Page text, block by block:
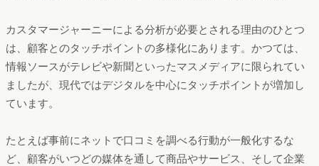
カスタマージャーニーによる分析が必要とされる理由のひとつ
は、顧客とのタッチポイントの多様化にあります。かつては、
情報ソースがテレビや新聞といったマスメディアに限られてい
ましたが、現代ではデジタルを中心にタッチポイントが増加し
ています。
たとえば事前にネットで口コミを調べる行動が一般化するな
ど、顧客がいつどの媒体を通して商品やサービス、そして企業